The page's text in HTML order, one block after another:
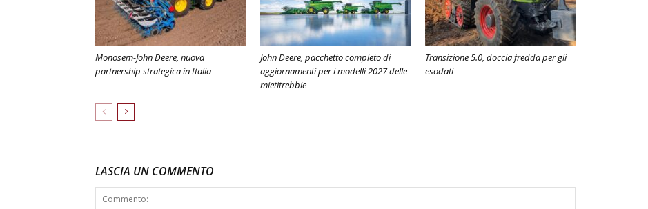
Monosem-John Deere, nuova
partnership strategica in Italia
John Deere, pacchetto completo di
aggiornamenti per i modelli 2027 delle
mietitrebbie
Transizione 5.0, doccia fredda per gli
esodati
LASCIA UN COMMENTO